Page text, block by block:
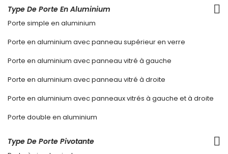
Type De Porte En Aluminium
Porte simple en aluminium
Porte en aluminium avec panneau supérieur en verre
Porte en aluminium avec panneau vitré à gauche
Porte en aluminium avec panneau vitré à droite
Porte en aluminium avec panneaux vitrés à gauche et à droite
Porte double en aluminium
Type De Porte Pivotante